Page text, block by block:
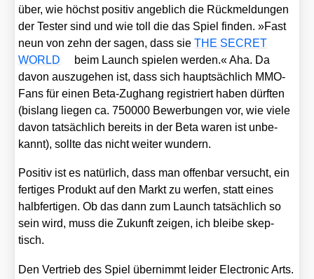
über, wie höchst posi­tiv angeb­lich die Rück­mel­dun­gen
der Tes­ter sind und wie toll die das Spiel fin­den. »Fast
neun von zehn der sagen, dass sieTHE SECRET
WORLD
beim Launch spie­len wer­den.« Aha. Da
davon aus­zu­ge­hen ist, dass sich haupt­säch­lich MMO-
Fans für einen Beta-Zug­hang regis­triert haben dürf­ten
(bis­lang lie­gen ca. 750000 Bewer­bun­gen vor, wie vie­le
davon tat­säch­lich bereits in der Beta waren ist unbe­
kannt), soll­te das nicht wei­ter wun­dern.
Posi­tiv ist es natür­lich, dass man offen­bar ver­sucht, ein
fer­ti­ges Pro­dukt auf den Markt zu wer­fen, statt eines
halb­fer­ti­gen. Ob das dann zum Launch tat­säch­lich so
sein wird, muss die Zukunft zei­gen, ich blei­be skep­
tisch.
Den Ver­trieb des Spiel über­nimmt lei­der Elec­tro­nic Arts.